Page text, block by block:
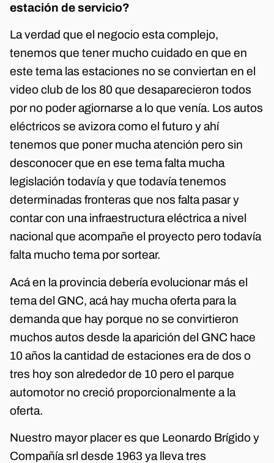
estación de servicio?
La verdad que el negocio esta complejo,
tenemos que tener mucho cuidado en que en
este tema las estaciones no se conviertan en el
video club de los 80 que desaparecieron todos
por no poder agiornarse a lo que venía. Los autos
eléctricos se avizora como el futuro y ahí
tenemos que poner mucha atención pero sin
desconocer que en ese tema falta mucha
legislación todavía y que todavía tenemos
determinadas fronteras que nos falta pasar y
contar con una infraestructura eléctrica a nivel
nacional que acompañe el proyecto pero todavía
falta mucho tema por sortear.
Acá en la provincia debería evolucionar más el
tema del GNC, acá hay mucha oferta para la
demanda que hay porque no se convirtieron
muchos autos desde la aparición del GNC hace
10 años la cantidad de estaciones era de dos o
tres hoy son alrededor de 10 pero el parque
automotor no creció proporcionalmente a la
oferta.
Nuestro mayor placer es que Leonardo Brígido y
Compañía srl desde 1963 ya lleva tres